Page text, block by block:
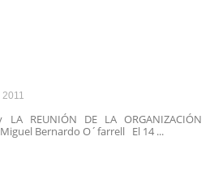
LA REUNIÓN DE LA ORGANIZACIÓN
Bernardo O´farrell El 14 ...